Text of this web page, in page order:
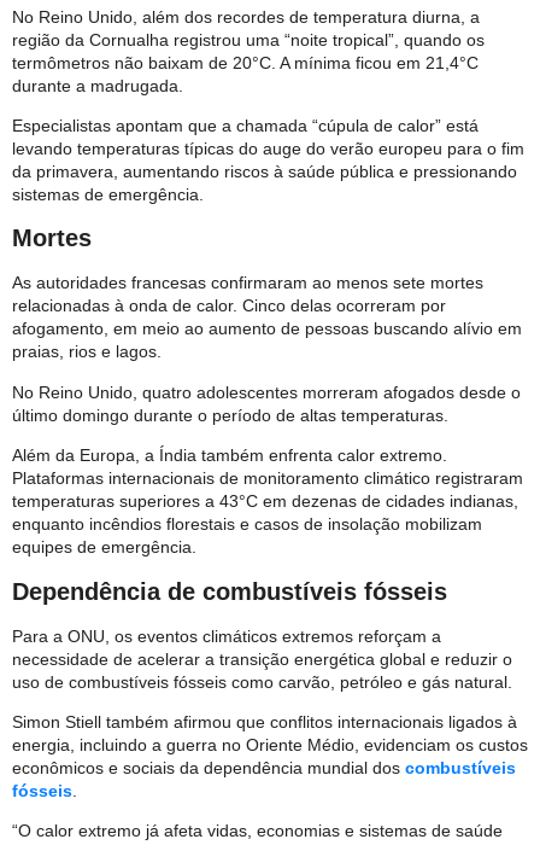
No Reino Unido, além dos recordes de temperatura diurna, a
região da Cornualha registrou uma “noite tropical”, quando os
termômetros não baixam de 20°C. A mínima ficou em 21,4°C
durante a madrugada.
Especialistas apontam que a chamada “cúpula de calor” está
levando temperaturas típicas do auge do verão europeu para o fim
da primavera, aumentando riscos à saúde pública e pressionando
sistemas de emergência.
Mortes
As autoridades francesas confirmaram ao menos sete mortes
relacionadas à onda de calor. Cinco delas ocorreram por
afogamento, em meio ao aumento de pessoas buscando alívio em
praias, rios e lagos.
No Reino Unido, quatro adolescentes morreram afogados desde o
último domingo durante o período de altas temperaturas.
Além da Europa, a Índia também enfrenta calor extremo.
Plataformas internacionais de monitoramento climático registraram
temperaturas superiores a 43°C em dezenas de cidades indianas,
enquanto incêndios florestais e casos de insolação mobilizam
equipes de emergência.
Dependência de combustíveis fósseis
Para a ONU, os eventos climáticos extremos reforçam a
necessidade de acelerar a transição energética global e reduzir o
uso de combustíveis fósseis como carvão, petróleo e gás natural.
Simon Stiell também afirmou que conflitos internacionais ligados à
energia, incluindo a guerra no Oriente Médio, evidenciam os custos
econômicos e sociais da dependência mundial dos combustíveis
fósseis
“O calor extremo já afeta vidas, economias e sistemas de saúde